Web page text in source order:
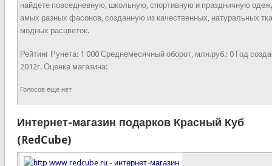
найдете повседневную, школьную, спортивную и праздничную
амых разных фасонов, созданную из качественных, натуральных
модных расцветок.
Рейтинг Рунета: 1 000 Среднемесячный оборот, млн.руб.: 0 Год
2012г. Оценка магазина:
Голосов еще нет
Интернет-магазин подарков Красный Куб
(RedCube)